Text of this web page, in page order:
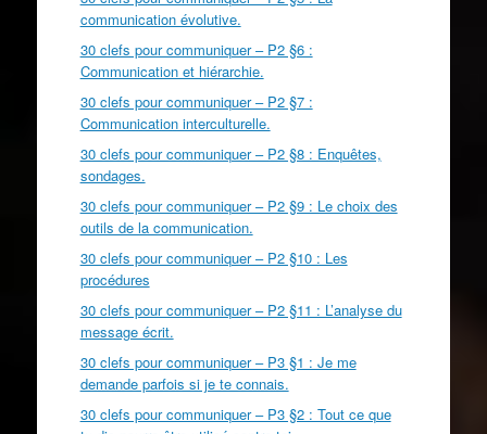
communication évolutive.
30 clefs pour communiquer – P2 §6 :
Communication et hiérarchie.
30 clefs pour communiquer – P2 §7 :
Communication interculturelle.
30 clefs pour communiquer – P2 §8 : Enquêtes,
sondages.
30 clefs pour communiquer – P2 §9 : Le choix des
outils de la communication.
30 clefs pour communiquer – P2 §10 : Les
procédures
30 clefs pour communiquer – P2 §11 : L’analyse du
message écrit.
30 clefs pour communiquer – P3 §1 : Je me
demande parfois si je te connais.
30 clefs pour communiquer – P3 §2 : Tout ce que